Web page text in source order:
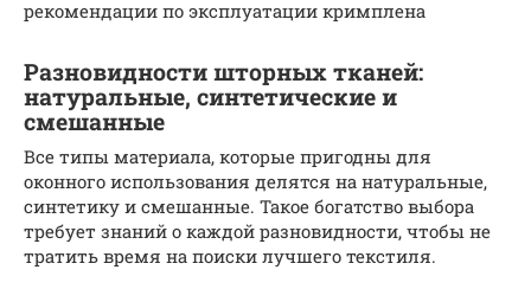
рекомендации по эксплуатации кримплена
Разновидности шторных тканей:
натуральные, синтетические и
смешанные
Все типы материала, которые пригодны для
оконного использования делятся на натуральные,
синтетику и смешанные. Такое богатство выбора
требует знаний о каждой разновидности, чтобы не
тратить время на поиски лучшего текстиля.